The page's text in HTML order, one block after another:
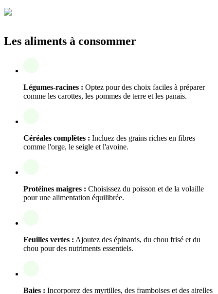
Les aliments à consommer
Légumes-racines : Optez pour des choix faciles à préparer
comme les carottes, les pommes de terre et les panais.
Céréales complètes : Incluez des grains riches en fibres
comme l'orge, le seigle et l'avoine.
Protéines maigres : Choisissez du poisson et de la volaille
pour une alimentation équilibrée.
Feuilles vertes : Ajoutez des épinards, du chou frisé et du
chou pour des nutriments essentiels.
Baies : Incorporez des myrtilles, des framboises et des airelles